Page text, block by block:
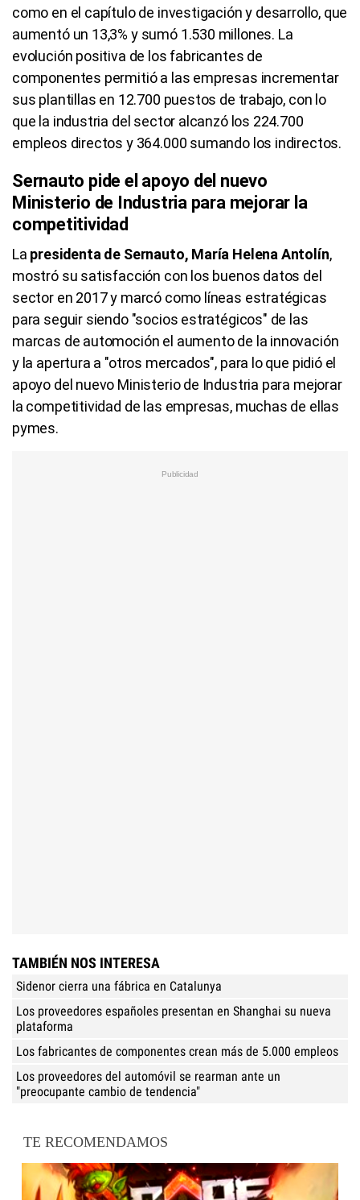
como en el capítulo de investigación y desarrollo, que
aumentó un 13,3% y sumó 1.530 millones. La
evolución positiva de los fabricantes de
componentes permitió a las empresas incrementar
sus plantillas en 12.700 puestos de trabajo, con lo
que la industria del sector alcanzó los 224.700
empleos directos y 364.000 sumando los indirectos.
Sernauto pide el apoyo del nuevo
Ministerio de Industria para mejorar la
competitividad
La presidenta de Sernauto, María Helena Antolín,
mostró su satisfacción con los buenos datos del
sector en 2017 y marcó como líneas estratégicas
para seguir siendo "socios estratégicos" de las
marcas de automoción el aumento de la innovación
y la apertura a "otros mercados", para lo que pidió el
apoyo del nuevo Ministerio de Industria para mejorar
la competitividad de las empresas, muchas de ellas
pymes.
TAMBIÉN NOS INTERESA
Sidenor cierra una fábrica en Catalunya
Los proveedores españoles presentan en Shanghai su nueva
plataforma
Los fabricantes de componentes crean más de 5.000 empleos
Los proveedores del automóvil se rearman ante un
"preocupante cambio de tendencia"
TE RECOMENDAMOS